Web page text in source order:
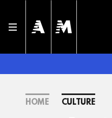
HOME CULTURE